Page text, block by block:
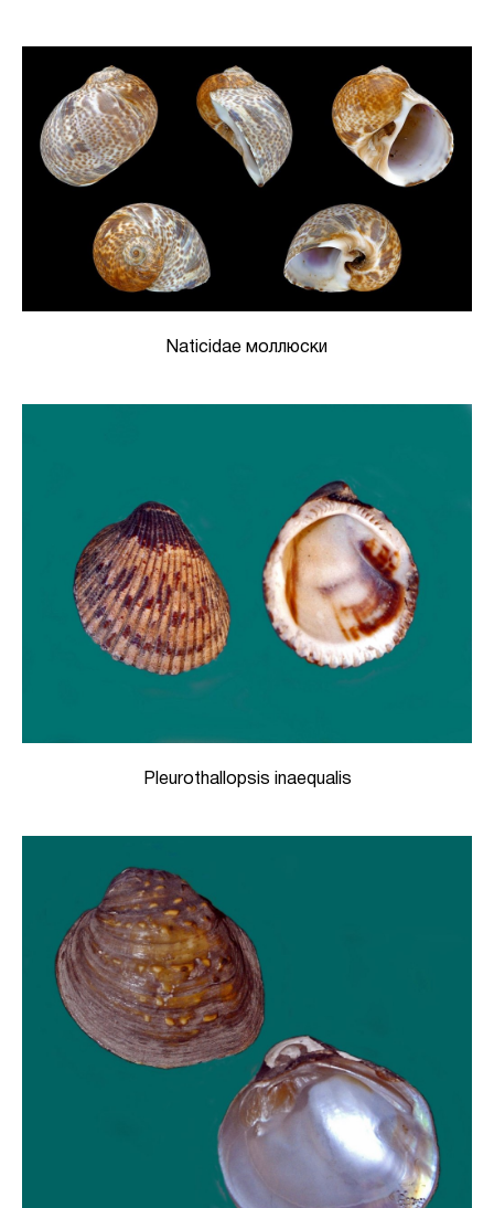
Naticidae моллюски
Pleurothallopsis inaequalis